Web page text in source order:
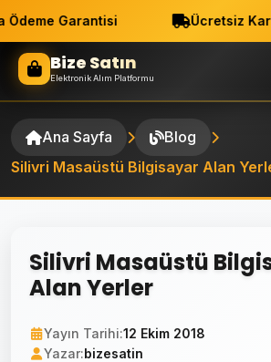
Ödeme Garantisi Ücretsiz
Bize Satın
Elektronik Alım Platformu
Ana Sayfa
Blog
Silivri Masaüstü Bilgisayar Alan
Silivri Masaüstü
Alan Yerler
Yayın Tarihi:12 Ekim 2018
Yazar:bizesatin